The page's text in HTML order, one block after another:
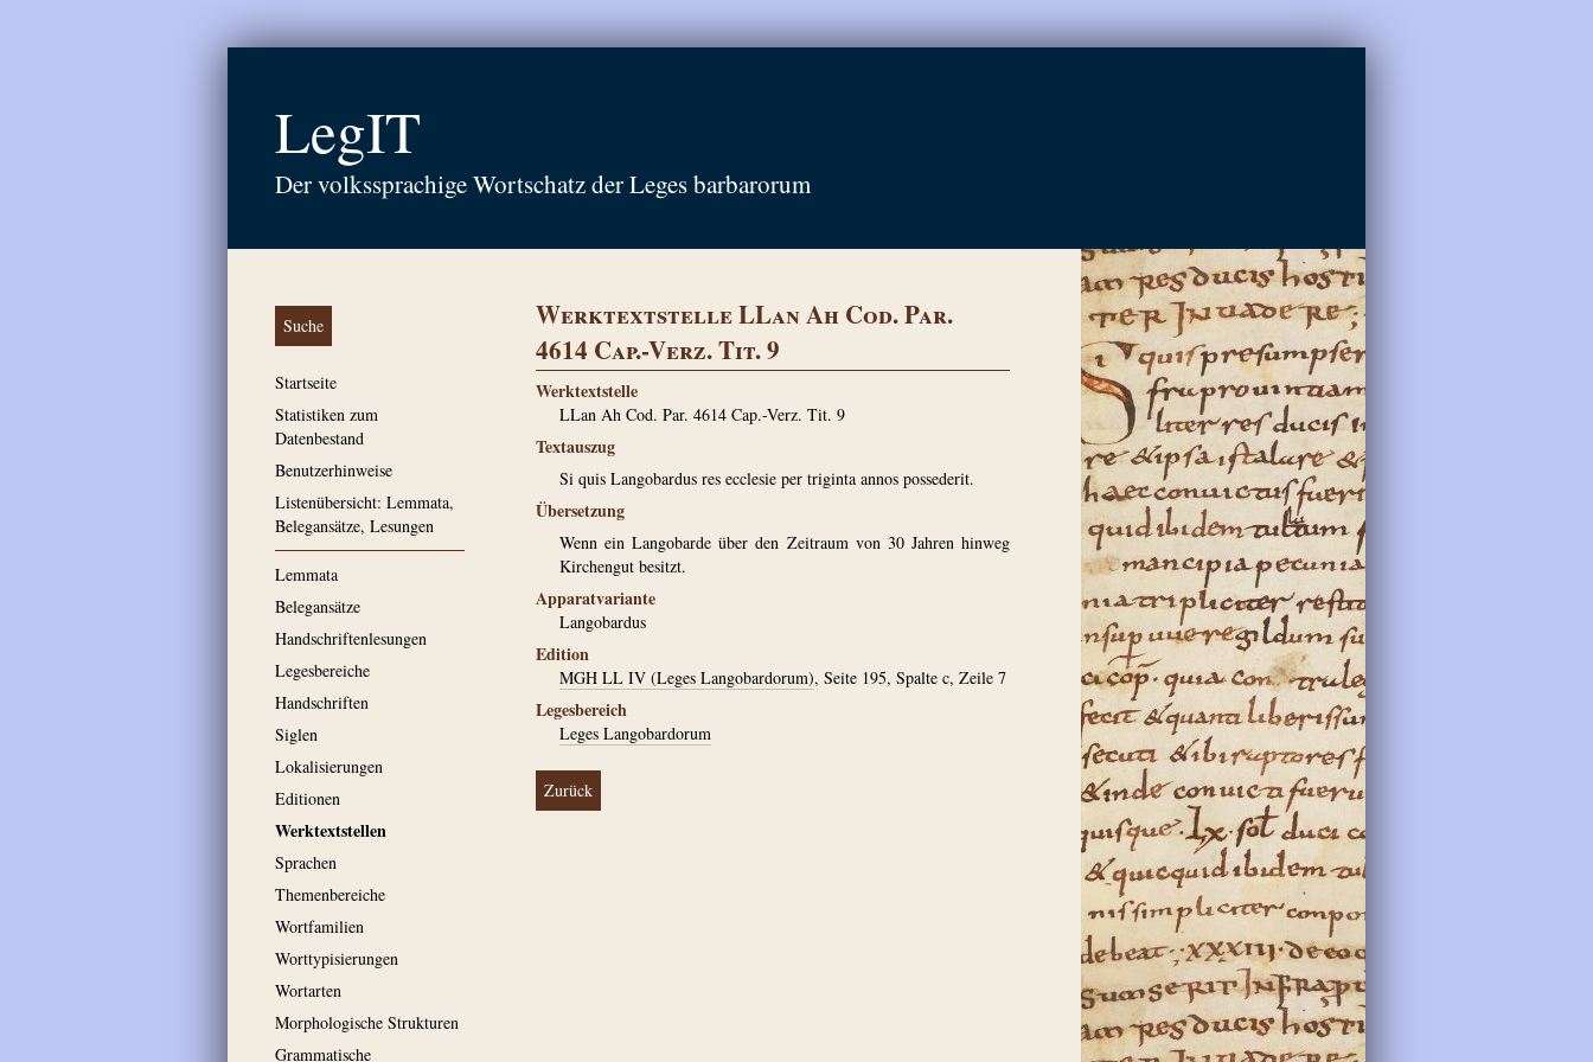
LegIT
Der volkssprachige Wortschatz der Leges barbarorum
Suche
Startseite
Statistiken zum
Datenbestand
Benutzerhinweise
Listenübersicht: Lemmata,
Belegansätze, Lesungen
Lemmata
Belegansätze
Handschriftenlesungen
Legesbereiche
Handschriften
Siglen
Lokalisierungen
Editionen
Werktextstellen
Sprachen
Themenbereiche
Wortfamilien
Worttypisierungen
Wortarten
Morphologische Strukturen
Grammatische
Werktextstelle LLan Ah Cod. Par.
4614 Cap.-Verz. Tit. 9
Werktextstelle
LLan Ah Cod. Par. 4614 Cap.-Verz. Tit. 9
Textauszug
Si quis Langobardus res ecclesie per triginta annos possederit.
Übersetzung
Wenn ein Langobarde über den Zeitraum von 30 Jahren hinweg
Kirchengut besitzt.
Apparatvariante
Langobardus
Edition
MGH LL IV (Leges Langobardorum), Seite 195, Spalte c, Zeile 7
Legesbereich
Leges Langobardorum
Zurück